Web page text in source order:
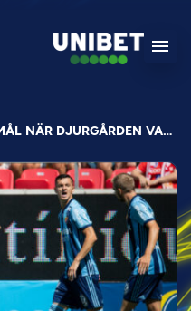
VIDEO: TIDIGT SEGERMÅL NÄR DJURGÅRDEN VANN